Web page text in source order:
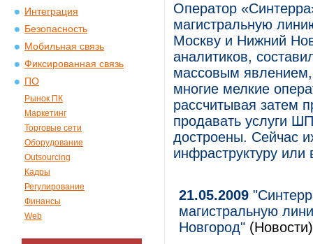
Интеграция
Безопасность
Мобильная связь
Фиксированная связь
ПО
Рынок ПК
Маркетинг
Торговые сети
Оборудование
Outsourcing
Кадры
Регулирование
Финансы
Web
Оператор
магистральную
Москву и Нижний
аналитиков,
массовым явлением,
многие мелкие
рассчитывая затем
продавать услуги
достроены. Сейчас
инфраструктуру
21.05.2009
магистральную
Новгород" (Новости)